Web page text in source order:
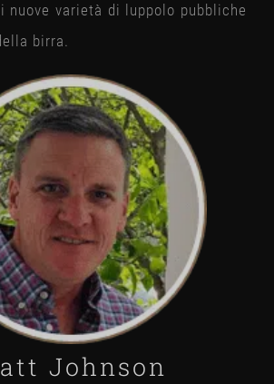
nuove varietà di luppolo pubbliche
birra.
Johnson